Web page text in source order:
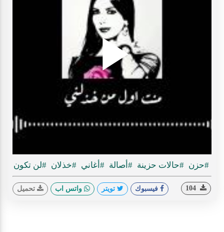
Play
#حزن #حالات حزينة #أصالة #أغاني #خذلان #لن تكون
فيسبوك تويتر واتس اب تحميل